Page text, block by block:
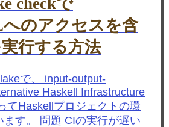
checkで
へのアクセスを含
行する方法
で、 input-output-
Haskell Infrastructure
てHaskellプロジェクトの環
ます。 問題 CIの実行が遅い